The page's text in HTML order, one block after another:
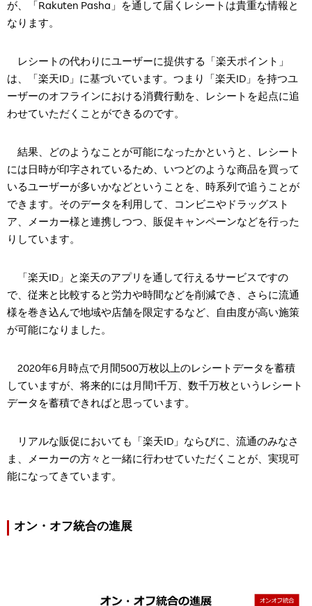
が、「Rakuten Pasha」を通して届くレシートは貴重な情報と
なります。
レシートの代わりにユーザーに提供する「楽天ポイント」
は、「楽天ID」に基づいています。つまり「楽天ID」を持つユ
ーザーのオフラインにおける消費行動を、レシートを起点に追
わせていただくことができるのです。
結果、どのようなことが可能になったかというと、レシート
には日時が印字されているため、いつどのような商品を買って
いるユーザーが多いかなどということを、時系列で追うことが
できます。そのデータを利用して、コンビニやドラッグスト
ア、メーカー様と連携しつつ、販促キャンペーンなどを行った
りしています。
「楽天ID」と楽天のアプリを通して行えるサービスですの
で、従来と比較すると労力や時間などを削減でき、さらに流通
様を巻き込んで地域や店舗を限定するなど、自由度が高い施策
が可能になりました。
2020年6月時点で月間500万枚以上のレシートデータを蓄積
していますが、将来的には月間1千万、数千万枚というレシート
データを蓄積できればと思っています。
リアルな販促においても「楽天ID」ならびに、流通のみなさ
ま、メーカーの方々と一緒に行わせていただくことが、実現可
能になってきています。
オン・オフ統合の進展